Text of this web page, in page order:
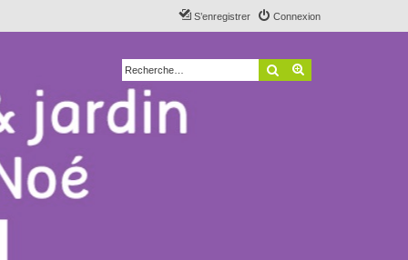
Connexion
S’enregistrer
Rechercher